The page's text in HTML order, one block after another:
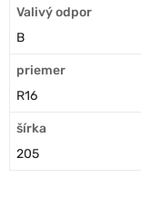
Valivý odpor
B
priemer
R16
šírka
205